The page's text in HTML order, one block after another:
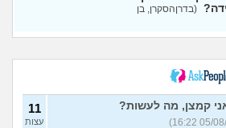
בת 21)
13
איך
בדוי, בן
13
עצות
(בדרןהסקרן, בן
קמצן, מה לעשות? 11
עצות